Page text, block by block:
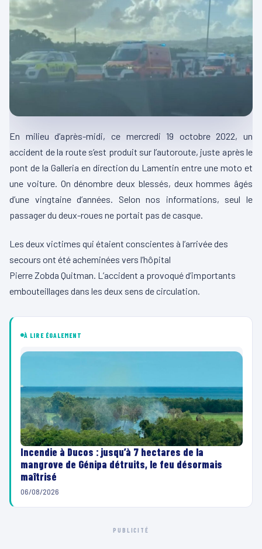
En milieu d’après-midi, ce mercredi 19 octobre 2022, un
accident de la route s’est produit sur l’autoroute, juste après le
pont de la Galleria en direction du Lamentin entre une moto et
une voiture. On dénombre deux blessés, deux hommes âgés
d’une vingtaine d’années. Selon nos informations, seul le
passager du deux-roues ne portait pas de casque.
Les deux victimes qui étaient conscientes à l’arrivée des
secours ont été acheminées vers l’hôpital
PierreZobda Quitman. L’accident a provoqué d’importants
embouteillages dans les deux sens de circulation.
À LIRE ÉGALEMENT
Incendie à Ducos : jusqu’à 7 hectares de la
mangrove de Génipa détruits, le feu désormais
maîtrisé
06/08/2026
PUBLICITÉ